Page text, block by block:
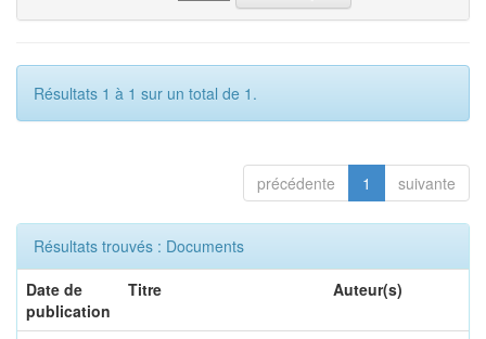
Résultats 1 à 1 sur un total de 1.
précédente 1 suivante
Résultats trouvés : Documents
Date de
publication
Titre Auteur(s)